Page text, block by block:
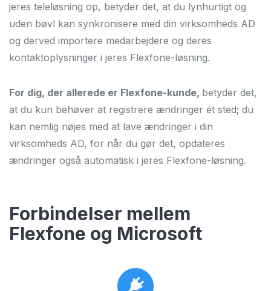
jeres teleløsning op, betyder det, at du lynhurtigt og
uden bøvl kan synkronisere med din virksomheds AD
og derved importere medarbejdere og deres
kontaktoplysninger i jeres Flexfone-løsning.
For dig, der allerede er Flexfone-kunde, betyder det,
at du kun behøver at registrere ændringer ét sted; du
kan nemlig nøjes med at lave ændringer i din
virksomheds AD, for når du gør det, opdateres
ændringer også automatisk i jeres Flexfone-løsning.
Forbindelser mellem
Flexfone og Microsoft